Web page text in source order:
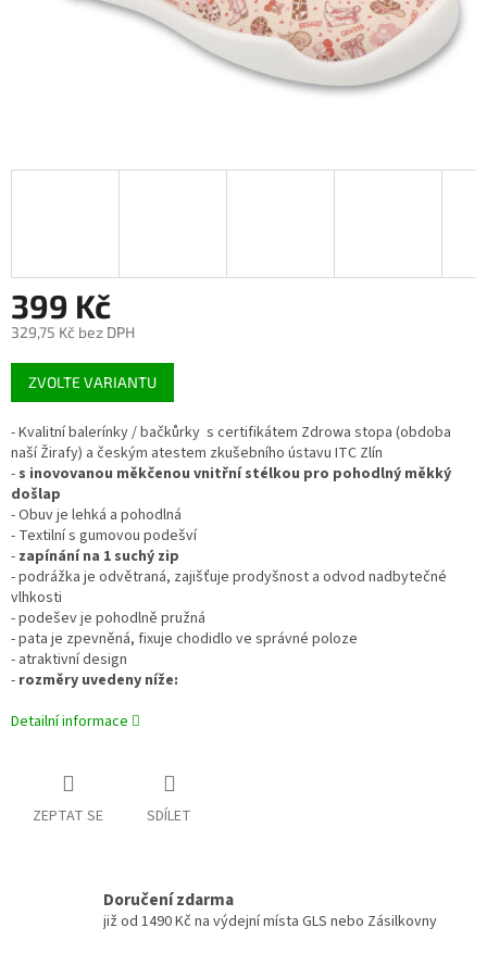
399 Kč
329,75 Kč bez DPH
Měrná
cena:
ZVOLTE VARIANTU
- Kvalitní balerínky / bačkůrky s certifikátem Zdrowa stopa (obdoba
naší Žirafy) a českým atestem zkušebního ústavu ITC Zlín
- s inovovanou měkčenou vnitřní stélkou pro pohodlný měkký
došlap
- Obuv je lehká a pohodlná
- Textilní s gumovou podešví
- zapínání na 1 suchý zip
- podrážka je odvětraná, zajišťuje prodyšnost a odvod nadbytečné
vlhkosti
- podešev je pohodlně pružná
- pata je zpevněná, fixuje chodidlo ve správné poloze
- atraktivní design
- rozměry uvedeny níže:
Detailní informace
ZEPTAT SE SDÍLET
Doručení zdarma
již od 1490 Kč na výdejní místa GLS nebo Zásilkovny